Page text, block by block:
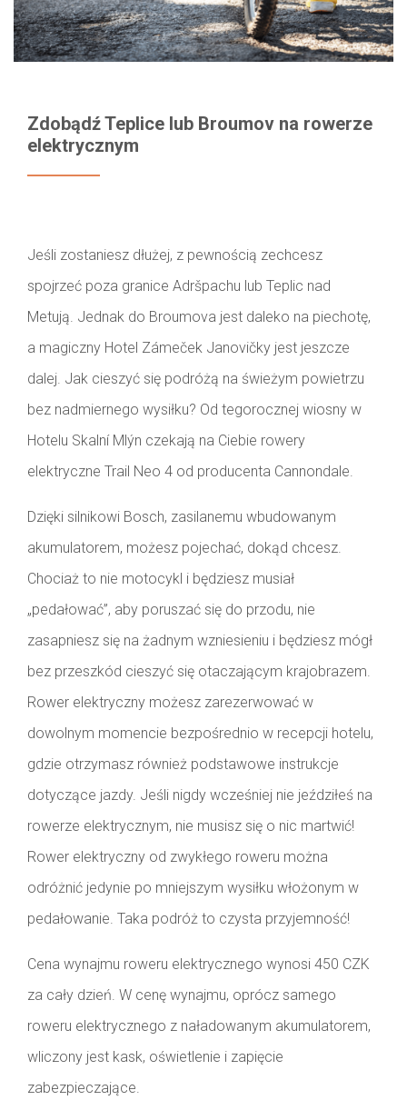
Zdobądź Teplice lub Broumov na rowerze
elektrycznym
Jeśli zostaniesz dłużej, z pewnością zechcesz
spojrzeć poza granice Adršpachu lub Teplic nad
Metują. Jednak do Broumova jest daleko na piechotę,
a magiczny Hotel Zámeček Janovičky jest jeszcze
dalej. Jak cieszyć się podróżą na świeżym powietrzu
bez nadmiernego wysiłku? Od tegorocznej wiosny w
Hotelu Skalní Mlýn czekają na Ciebie rowery
elektryczne Trail Neo 4 od producenta Cannondale.
Dzięki silnikowi Bosch, zasilanemu wbudowanym
akumulatorem, możesz pojechać, dokąd chcesz.
Chociaż to nie motocykl i będziesz musiał
„pedałować”, aby poruszać się do przodu, nie
zasapniesz się na żadnym wzniesieniu i będziesz mógł
bez przeszkód cieszyć się otaczającym krajobrazem.
Rower elektryczny możesz zarezerwować w
dowolnym momencie bezpośrednio w recepcji hotelu,
gdzie otrzymasz również podstawowe instrukcje
dotyczące jazdy. Jeśli nigdy wcześniej nie jeździłeś na
rowerze elektrycznym, nie musisz się o nic martwić!
Rower elektryczny od zwykłego roweru można
odróżnić jedynie po mniejszym wysiłku włożonym w
pedałowanie. Taka podróż to czysta przyjemność!
Cena wynajmu roweru elektrycznego wynosi 450 CZK
za cały dzień. W cenę wynajmu, oprócz samego
roweru elektrycznego z naładowanym akumulatorem,
wliczony jest kask, oświetlenie i zapięcie
zabezpieczające.